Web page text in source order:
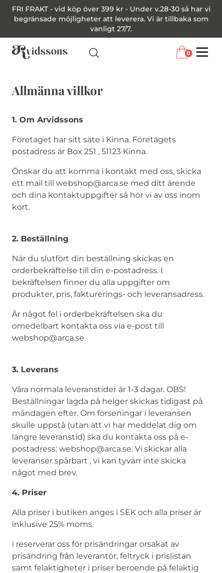
FRI FRAKT - vid köp över 399 kr - Under v.28-30 så har vi
begränsade möjligheter att leverera. Vi är tillbaka som
vanligt 27/7.
0
Allmänna villkor
1. Om Arvidssons
Företaget har sitt säte i Kinna. Företagets
postadress är Box 251 , 51123 Kinna.
Önskar du att komma i kontakt med oss, skicka
ett mail till webshop@arca.se med ditt ärende
och dina kontaktuppgifter så hör vi av oss inom
kort.
2. Beställning
När du slutfört din beställning skickas en
orderbekräftelse till din e-postadress. I
bekräftelsen finner du alla uppgifter om
produkter, pris, fakturerings- och leveransadress.
Är något fel i orderbekräftelsen ska du
omedelbart kontakta oss via e-post till
webshop@arca.se.
3. Leverans
Våra normala leveranstider är 1-3 dagar. OBS!
Beställningar lagda på helger skickas tidigast på
måndagen efter. Om förseningar i leveransen
skulle uppstå (utan att vi har meddelat dig om
längre leveranstid) ska du kontakta oss på e-
postadress: webshop@arca.se. Vi skickar alla
leveranser spårbart , vi kan tyvärr inte skicka
något med brev.
4. Priser
Alla priser i butiken anges i SEK och alla priser är
inklusive 25% moms.
i reserverar oss för prisändringar orsakat av
prisändring från leverantör, feltryck i prislistan
samt felaktigheter i priser beroende på felaktig